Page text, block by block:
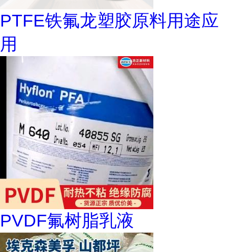
PTFE铁氟龙塑胶原料用途应
用
PVDF氟树脂乳液